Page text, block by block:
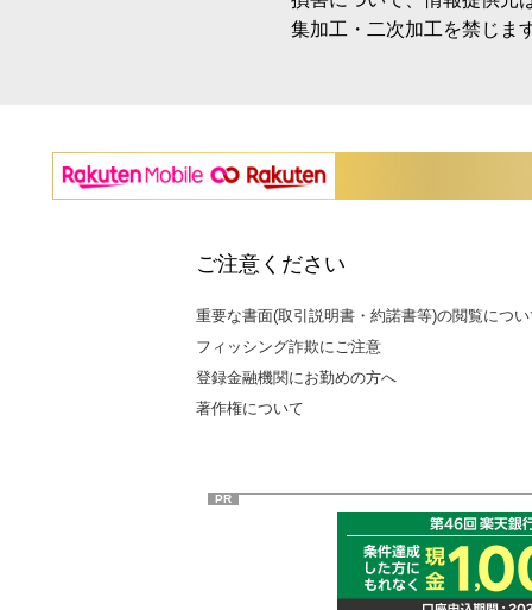
集加工・二次加工を禁じま
ご注意ください
重要な書面(取引説明書・約諾書等)の閲覧につ
フィッシング詐欺にご注意
登録金融機関にお勤めの方へ
著作権について
PR